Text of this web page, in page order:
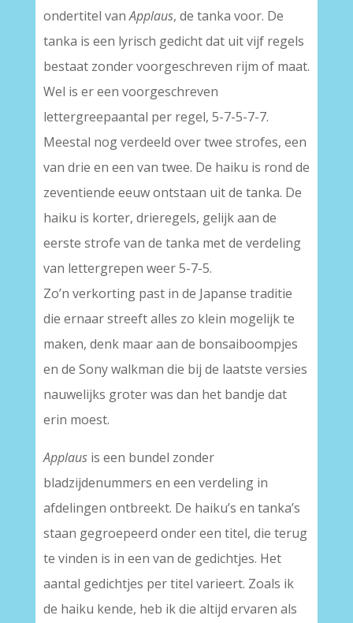
ondertitel vanApplaus, de tanka voor. De
tanka is een lyrisch gedicht dat uit vijf regels
bestaat zonder voorgeschreven rijm of maat.
Wel is er een voorgeschreven
lettergreepaantal per regel, 5-7-5-7-7.
Meestal nog verdeeld over twee strofes, een
van drie en een van twee. De haiku is rond de
zeventiende eeuw ontstaan uit de tanka. De
haiku is korter, drieregels, gelijk aan de
eerste strofe van de tanka met de verdeling
van lettergrepen weer 5-7-5.
Zo’n verkorting past in de Japanse traditie
die ernaar streeft alles zo klein mogelijk te
maken, denk maar aan de bonsaiboompjes
en de Sony walkman die bij de laatste versies
nauwelijks groter was dan het bandje dat
erin moest.
Applausis een bundel zonder
bladzijdenummers en een verdeling in
afdelingen ontbreekt. De haiku’s en tanka’s
staan gegroepeerd onder een titel, die terug
te vinden is in een van de gedichtjes. Het
aantal gedichtjes per titel varieert. Zoals ik
de haiku kende, heb ik die altijd ervaren als